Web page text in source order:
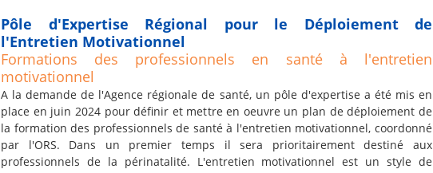
Pôle d'Expertise Régional pour le Déploiement de
l'Entretien Motivationnel
Formations des professionnels en santé à l'entretien
motivationnel
A la demande de l'Agence régionale de santé, un pôle d'expertise a été mis en
place en juin 2024 pour définir et mettre en oeuvre un plan de déploiement de
la formation des professionnels de santé à l'entretien motivationnel, coordonné
par l'ORS. Dans un premier temps il sera prioritairement destiné aux
professionnels de la périnatalité. L'entretien motivationnel est un style de